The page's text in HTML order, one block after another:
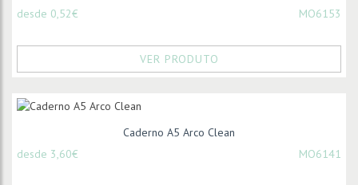
desde 0,52€
MO6153
VER PRODUTO
Caderno A5 Arco Clean
desde 3,60€
MO6141